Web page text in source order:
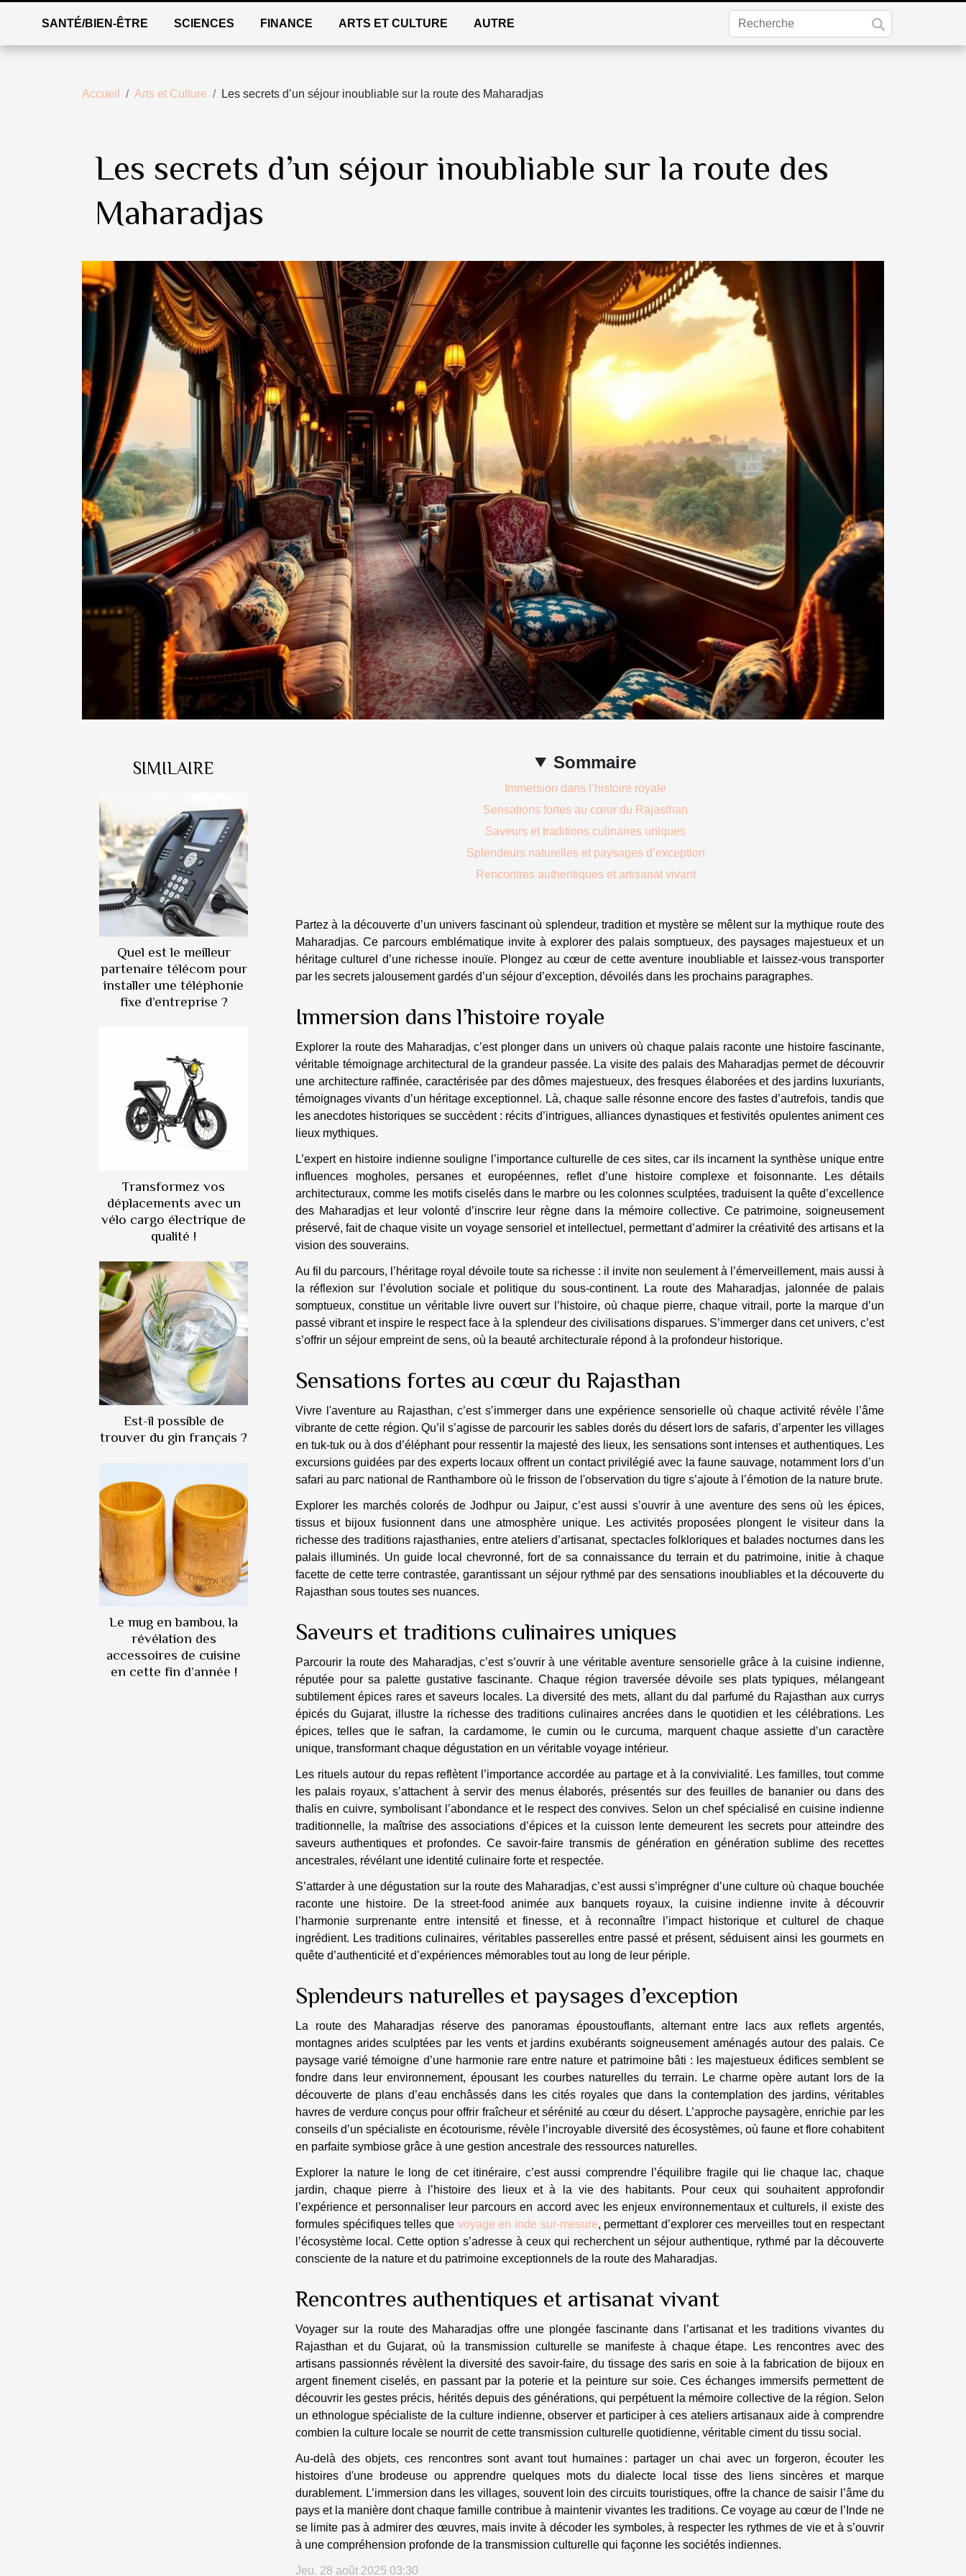
SANTÉ/BIEN-ÊTRE SCIENCES FINANCE ARTS ET CULTURE AUTRE
Accueil Arts et Culture Les secrets d’un séjour inoubliable sur la route des Maharadjas
Les secrets d’un séjour inoubliable sur la route des
Maharadjas
SIMILAIRE
Quel est le meilleur
partenaire télécom pour
installer une téléphonie
fixe d’entreprise ?
Transformez vos
déplacements avec un
vélo cargo électrique de
qualité !
Est-il possible de
trouver du gin français ?
Le mug en bambou, la
révélation des
accessoires de cuisine
en cette fin d’année !
Sommaire
Immersion dans l’histoire royale
Sensations fortes au cœur du Rajasthan
Saveurs et traditions culinaires uniques
Splendeurs naturelles et paysages d’exception
Rencontres authentiques et artisanat vivant
Partez à la découverte d’un univers fascinant où splendeur, tradition et mystère se mêlent sur la mythique route des
Maharadjas. Ce parcours emblématique invite à explorer des palais somptueux, des paysages majestueux et un
héritage culturel d’une richesse inouïe. Plongez au cœur de cette aventure inoubliable et laissez-vous transporter
par les secrets jalousement gardés d’un séjour d’exception, dévoilés dans les prochains paragraphes.
Immersion dans l’histoire royale
Explorer la route des Maharadjas, c’est plonger dans un univers où chaque palais raconte une histoire fascinante,
véritable témoignage architectural de la grandeur passée. La visite des palais des Maharadjas permet de découvrir
une architecture raffinée, caractérisée par des dômes majestueux, des fresques élaborées et des jardins luxuriants,
témoignages vivants d’un héritage exceptionnel. Là, chaque salle résonne encore des fastes d’autrefois, tandis que
les anecdotes historiques se succèdent : récits d’intrigues, alliances dynastiques et festivités opulentes animent ces
lieux mythiques.
L’expert en histoire indienne souligne l’importance culturelle de ces sites, car ils incarnent la synthèse unique entre
influences mogholes, persanes et européennes, reflet d’une histoire complexe et foisonnante. Les détails
architecturaux, comme les motifs ciselés dans le marbre ou les colonnes sculptées, traduisent la quête d’excellence
des Maharadjas et leur volonté d’inscrire leur règne dans la mémoire collective. Ce patrimoine, soigneusement
préservé, fait de chaque visite un voyage sensoriel et intellectuel, permettant d’admirer la créativité des artisans et la
vision des souverains.
Au fil du parcours, l’héritage royal dévoile toute sa richesse : il invite non seulement à l’émerveillement, mais aussi à
la réflexion sur l’évolution sociale et politique du sous-continent. La route des Maharadjas, jalonnée de palais
somptueux, constitue un véritable livre ouvert sur l’histoire, où chaque pierre, chaque vitrail, porte la marque d’un
passé vibrant et inspire le respect face à la splendeur des civilisations disparues. S’immerger dans cet univers, c’est
s’offrir un séjour empreint de sens, où la beauté architecturale répond à la profondeur historique.
Sensations fortes au cœur du Rajasthan
Vivre l'aventure au Rajasthan, c’est s’immerger dans une expérience sensorielle où chaque activité révèle l’âme
vibrante de cette région. Qu’il s’agisse de parcourir les sables dorés du désert lors de safaris, d’arpenter les villages
en tuk-tuk ou à dos d’éléphant pour ressentir la majesté des lieux, les sensations sont intenses et authentiques. Les
excursions guidées par des experts locaux offrent un contact privilégié avec la faune sauvage, notamment lors d’un
safari au parc national de Ranthambore où le frisson de l'observation du tigre s’ajoute à l’émotion de la nature brute.
Explorer les marchés colorés de Jodhpur ou Jaipur, c’est aussi s’ouvrir à une aventure des sens où les épices,
tissus et bijoux fusionnent dans une atmosphère unique. Les activités proposées plongent le visiteur dans la
richesse des traditions rajasthanies, entre ateliers d’artisanat, spectacles folkloriques et balades nocturnes dans les
palais illuminés. Un guide local chevronné, fort de sa connaissance du terrain et du patrimoine, initie à chaque
facette de cette terre contrastée, garantissant un séjour rythmé par des sensations inoubliables et la découverte du
Rajasthan sous toutes ses nuances.
Saveurs et traditions culinaires uniques
Parcourir la route des Maharadjas, c’est s’ouvrir à une véritable aventure sensorielle grâce à la cuisine indienne,
réputée pour sa palette gustative fascinante. Chaque région traversée dévoile ses plats typiques, mélangeant
subtilement épices rares et saveurs locales. La diversité des mets, allant du dal parfumé du Rajasthan aux currys
épicés du Gujarat, illustre la richesse des traditions culinaires ancrées dans le quotidien et les célébrations. Les
épices, telles que le safran, la cardamome, le cumin ou le curcuma, marquent chaque assiette d’un caractère
unique, transformant chaque dégustation en un véritable voyage intérieur.
Les rituels autour du repas reflètent l’importance accordée au partage et à la convivialité. Les familles, tout comme
les palais royaux, s’attachent à servir des menus élaborés, présentés sur des feuilles de bananier ou dans des
thalis en cuivre, symbolisant l’abondance et le respect des convives. Selon un chef spécialisé en cuisine indienne
traditionnelle, la maîtrise des associations d’épices et la cuisson lente demeurent les secrets pour atteindre des
saveurs authentiques et profondes. Ce savoir-faire transmis de génération en génération sublime des recettes
ancestrales, révélant une identité culinaire forte et respectée.
S’attarder à une dégustation sur la route des Maharadjas, c’est aussi s’imprégner d’une culture où chaque bouchée
raconte une histoire. De la street-food animée aux banquets royaux, la cuisine indienne invite à découvrir
l’harmonie surprenante entre intensité et finesse, et à reconnaître l’impact historique et culturel de chaque
ingrédient. Les traditions culinaires, véritables passerelles entre passé et présent, séduisent ainsi les gourmets en
quête d’authenticité et d’expériences mémorables tout au long de leur périple.
Splendeurs naturelles et paysages d’exception
La route des Maharadjas réserve des panoramas époustouflants, alternant entre lacs aux reflets argentés,
montagnes arides sculptées par les vents et jardins exubérants soigneusement aménagés autour des palais. Ce
paysage varié témoigne d’une harmonie rare entre nature et patrimoine bâti : les majestueux édifices semblent se
fondre dans leur environnement, épousant les courbes naturelles du terrain. Le charme opère autant lors de la
découverte de plans d’eau enchâssés dans les cités royales que dans la contemplation des jardins, véritables
havres de verdure conçus pour offrir fraîcheur et sérénité au cœur du désert. L’approche paysagère, enrichie par les
conseils d’un spécialiste en écotourisme, révèle l’incroyable diversité des écosystèmes, où faune et flore cohabitent
en parfaite symbiose grâce à une gestion ancestrale des ressources naturelles.
Explorer la nature le long de cet itinéraire, c’est aussi comprendre l’équilibre fragile qui lie chaque lac, chaque
jardin, chaque pierre à l’histoire des lieux et à la vie des habitants. Pour ceux qui souhaitent approfondir
l’expérience et personnaliser leur parcours en accord avec les enjeux environnementaux et culturels, il existe des
formules spécifiques telles que voyage en inde sur-mesure, permettant d’explorer ces merveilles tout en respectant
l’écosystème local. Cette option s’adresse à ceux qui recherchent un séjour authentique, rythmé par la découverte
consciente de la nature et du patrimoine exceptionnels de la route des Maharadjas.
Rencontres authentiques et artisanat vivant
Voyager sur la route des Maharadjas offre une plongée fascinante dans l’artisanat et les traditions vivantes du
Rajasthan et du Gujarat, où la transmission culturelle se manifeste à chaque étape. Les rencontres avec des
artisans passionnés révèlent la diversité des savoir-faire, du tissage des saris en soie à la fabrication de bijoux en
argent finement ciselés, en passant par la poterie et la peinture sur soie. Ces échanges immersifs permettent de
découvrir les gestes précis, hérités depuis des générations, qui perpétuent la mémoire collective de la région. Selon
un ethnologue spécialiste de la culture indienne, observer et participer à ces ateliers artisanaux aide à comprendre
combien la culture locale se nourrit de cette transmission culturelle quotidienne, véritable ciment du tissu social.
Au-delà des objets, ces rencontres sont avant tout humaines : partager un chai avec un forgeron, écouter les
histoires d'une brodeuse ou apprendre quelques mots du dialecte local tisse des liens sincères et marque
durablement. L’immersion dans les villages, souvent loin des circuits touristiques, offre la chance de saisir l’âme du
pays et la manière dont chaque famille contribue à maintenir vivantes les traditions. Ce voyage au cœur de l’Inde ne
se limite pas à admirer des œuvres, mais invite à décoder les symboles, à respecter les rythmes de vie et à s’ouvrir
à une compréhension profonde de la transmission culturelle qui façonne les sociétés indiennes.
Jeu. 28 août 2025 03:30